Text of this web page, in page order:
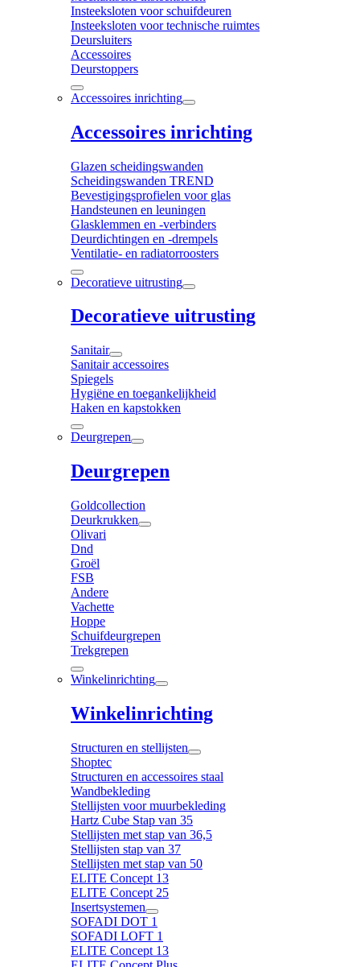
Insteeksloten voor schuifdeuren
Insteeksloten voor technische ruimtes
Deursluiters
Accessoires
Deurstoppers
Accessoires inrichting
Accessoires inrichting
Glazen scheidingswanden
Scheidingswanden TREND
Bevestigingsprofielen voor glas
Handsteunen en leuningen
Glasklemmen en -verbinders
Deurdichtingen en -drempels
Ventilatie- en radiatorroosters
Decoratieve uitrusting
Decoratieve uitrusting
Sanitair
Sanitair accessoires
Spiegels
Hygiëne en toegankelijkheid
Haken en kapstokken
Deurgrepen
Deurgrepen
Goldcollection
Deurkrukken
Olivari
Dnd
Groël
FSB
Andere
Vachette
Hoppe
Schuifdeurgrepen
Trekgrepen
Winkelinrichting
Winkelinrichting
Structuren en stellijsten
Shoptec
Structuren en accessoires staal
Wandbekleding
Stellijsten voor muurbekleding
Hartz Cube Stap van 35
Stellijsten met stap van 36,5
Stellijsten stap van 37
Stellijsten met stap van 50
ELITE Concept 13
ELITE Concept 25
Insertsystemen
SOFADI DOT 1
SOFADI LOFT 1
ELITE Concept 13